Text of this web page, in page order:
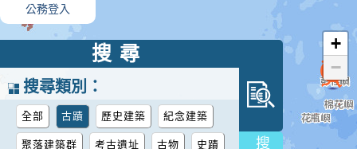
公務登入
3
+
−
搜尋
搜尋類別：
全部 古蹟 歷史建築 紀念建築
聚落建築群 考古遺址 古物 史蹟